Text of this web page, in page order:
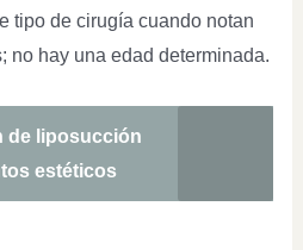
tipo de cirugía cuando notan
no hay una edad determinada.
de liposucción
estéticos